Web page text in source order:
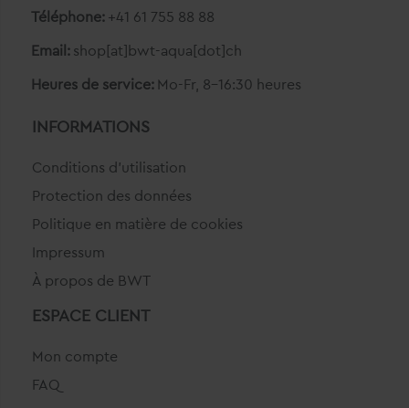
Téléphone: +41 61 755 88 88
Email: shop[at]bwt-aqua[dot]ch
Heures de service: Mo-Fr, 8-16:30 heures
INFORMATIONS
Conditions d'utilisation
Protection des données
Politique en matière de cookies
Impressum
À propos de BWT
ESPACE CLIENT
Mon compte
FAQ